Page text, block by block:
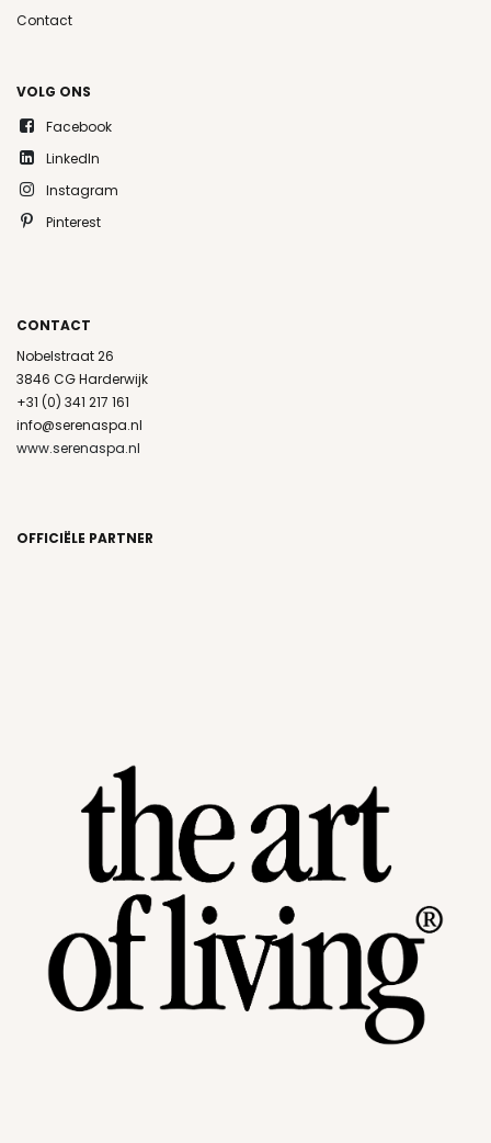
Contact
VOLG ONS
Facebook
LinkedIn
Instagram
Pinterest
CONTACT
Nobelstraat 26
3846 CG Harderwijk
+31 (0) 341 217 161
info@serenaspa.nl
www.serenaspa.nl
OFFICIËLE PARTNER